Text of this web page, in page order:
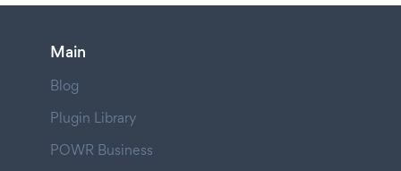
Main
Blog
Plugin Library
POWR Business